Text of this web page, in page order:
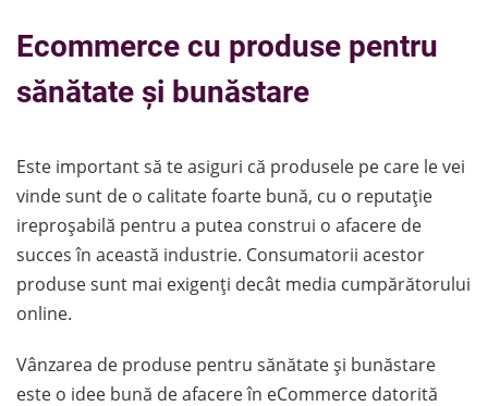
Ecommerce cu produse pentru
sănătate și bunăstare
Este important să te asiguri că produsele pe care le vei
vinde sunt de o calitate foarte bună, cu o reputație
ireproșabilă pentru a putea construi o afacere de
succes în această industrie. Consumatorii acestor
produse sunt mai exigenți decât media cumpărătorului
online.
Vânzarea de produse pentru sănătate și bunăstare
este o idee bună de afacere în eCommerce datorită